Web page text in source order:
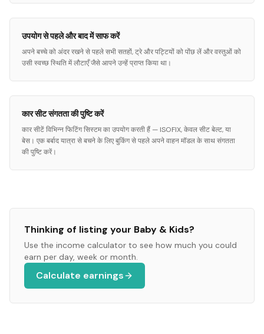
उपयोग से पहले और बाद में साफ करें
अपने बच्चे को अंदर रखने से पहले सभी सतहों, ट्रे और पट्टियों को पोंछ लें और वस्तुओं को
उसी स्वच्छ स्थिति में लौटाएँ जैसे आपने उन्हें प्राप्त किया था।
कार सीट संगतता की पुष्टि करें
कार सीटें विभिन्न फिटिंग सिस्टम का उपयोग करती हैं — ISOFIX, केवल सीट बेल्ट, या
बेस। एक बर्बाद यात्रा से बचने के लिए बुकिंग से पहले अपने वाहन मॉडल के साथ संगतता
की पुष्टि करें।
Thinking of listing your Baby & Kids?
Use the income calculator to see how much you could
earn per day, week or month.
Calculate earnings